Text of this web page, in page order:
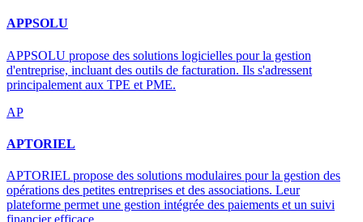
APPSOLU
APPSOLU propose des solutions logicielles pour la gestion
d'entreprise, incluant des outils de facturation. Ils s'adressent
principalement aux TPE et PME.
AP
APTORIEL
APTORIEL propose des solutions modulaires pour la gestion des
opérations des petites entreprises et des associations. Leur
plateforme permet une gestion intégrée des paiements et un suivi